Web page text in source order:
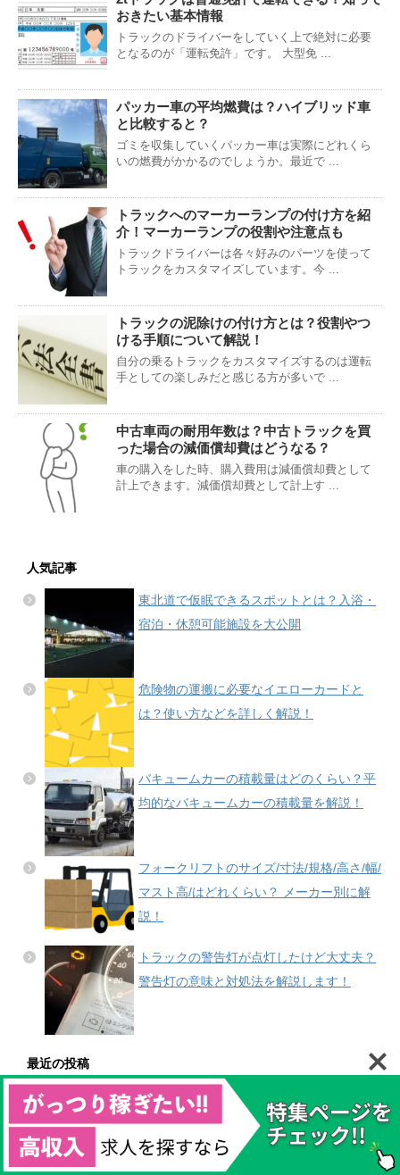
おきたい基本情報
トラックのドライバーをしていく上で絶対に必要
となるのが「運転免許」です。 大型免 ...
パッカー車の平均燃費は？ハイブリッド車
と比較すると？
ゴミを収集していくパッカー車は実際にどれくら
いの燃費がかかるのでしょうか。最近で ...
トラックへのマーカーランプの付け方を紹
介！マーカーランプの役割や注意点も
トラックドライバーは各々好みのパーツを使って
トラックをカスタマイズしています。今 ...
トラックの泥除けの付け方とは？役割やつ
ける手順について解説！
自分の乗るトラックをカスタマイズするのは運転
手としての楽しみだと感じる方が多いで ...
中古車両の耐用年数は？中古トラックを買
った場合の減価償却費はどうなる？
車の購入をした時、購入費用は減価償却費として
計上できます。減価償却費として計上す ...
人気記事
東北道で仮眠できるスポットとは？入浴・
宿泊・休憩可能施設を大公開
危険物の運搬に必要なイエローカードと
は？使い方などを詳しく解説！
バキュームカーの積載量はどのくらい？平
均的なバキュームカーの積載量を解説！
フォークリフトのサイズ/寸法/規格/高さ/幅/
マスト高/はどれくらい？ メーカー別に解
説！
トラックの警告灯が点灯したけど大丈夫？
警告灯の意味と対処法を解説します！
最近の投稿
2tトラックは普通免許で運転できる？知っておきたい基本情
パッカー車の平均燃費は？ハイブリッド車と比較すると？
トラックへのマーカーランプの付け方を紹介！マーカーラン